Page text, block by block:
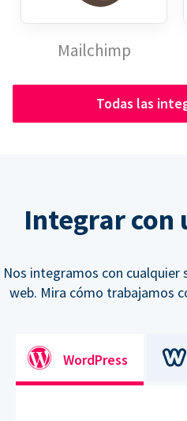
Mailchimp
Todas las
Integrar con
Nos integramos con
web. Mira cómo trabajamos
WordPress